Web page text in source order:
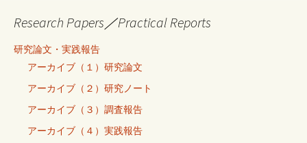
Research Papers／Practical Reports
研究論文・実践報告
アーカイブ（１）研究論文
アーカイブ（２）研究ノート
アーカイブ（３）調査報告
アーカイブ（４）実践報告